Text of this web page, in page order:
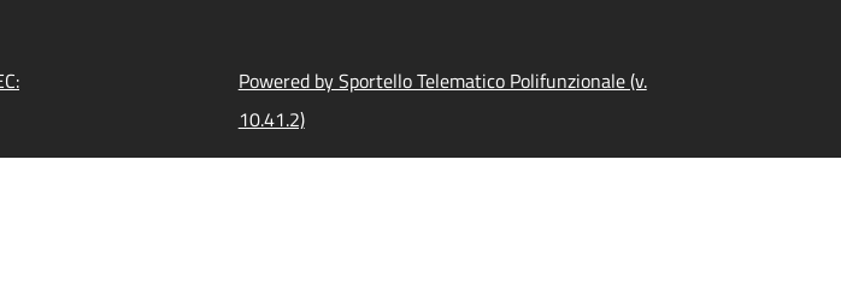
Powered by Sportello Telematico Polifunzionale (v.
10.41.2)